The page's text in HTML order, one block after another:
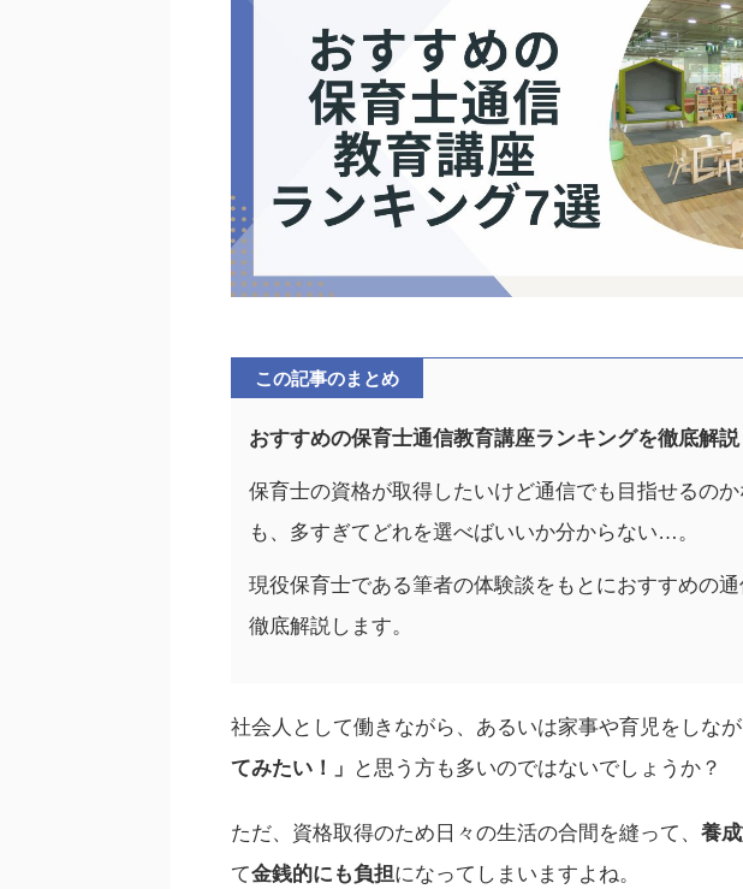
この記事のまとめ
おすすめの保育士通信教育講座ランキングを徹底解説
保育士の資格が取得したいけど通信でも目指せるの
も、多すぎてどれを選べばいいか分からない…。
現役保育士である筆者の体験談をもとにおすすめの
徹底解説します。
社会人として働きながら、あるいは家事や育児をしな
てみたい！」
と思う方も多いのではないでしょうか？
ただ、資格取得のため日々の生活の合間を縫って、 養
て金銭的にも負担になってしまいますよね。